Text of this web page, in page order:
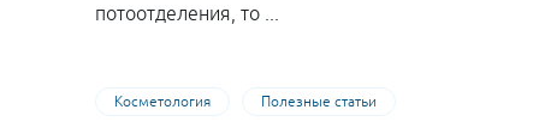
потоотделения, то ...
Косметология Полезные статьи